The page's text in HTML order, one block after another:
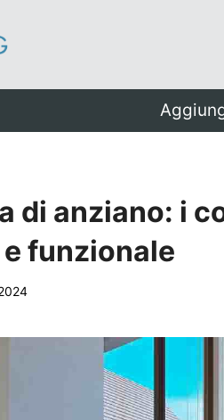
di anziano: i
funzionale